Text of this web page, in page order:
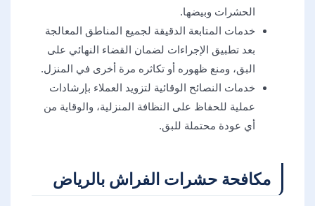
الحشرات وبيضها.
خدمات المتابعة الدقيقة لجميع المناطق المعالجة
بعد تطبيق الإجراءات لضمان القضاء النهائي على
البق، ومنع ظهوره أو تكاثره مرة أخرى في المنزل.
خدمات النصائح الوقائية لتزويد العملاء بإرشادات
عملية للحفاظ على النظافة المنزلية، والوقاية من
أي عودة محتملة للبق.
مكافحة حشرات الفراش بالرياض